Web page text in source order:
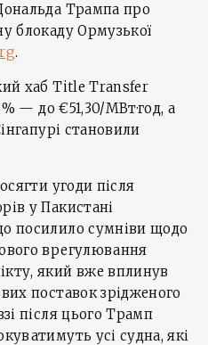
Трампа про
блокаду Ормузької
.
хаб Title Transfer
— до €51,30/МВт·год, а
становили
угоди після
у Пакистані
посилило сумніви щодо
врегулювання
який вже вплинув
поставок зрідженого
після цього Трамп
усі судна, які